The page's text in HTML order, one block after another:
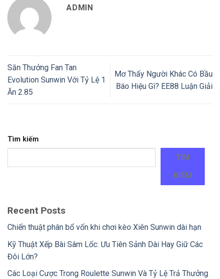
ADMIN
Săn Thưởng Fan Tan
Evolution Sunwin Với Tỷ Lệ 1
Ăn 2.85
Mơ Thấy Người Khác Có Bầu
Báo Hiệu Gì? EE88 Luận Giải
Tìm kiếm
TÌM
KIẾM
Recent Posts
Chiến thuật phân bổ vốn khi chơi kèo Xiên Sunwin dài hạn
Kỹ Thuật Xếp Bài Sâm Lốc: Ưu Tiên Sảnh Dài Hay Giữ Các
Đôi Lớn?
Các Loại Cược Trong Roulette Sunwin Và Tỷ Lệ Trả Thưởng